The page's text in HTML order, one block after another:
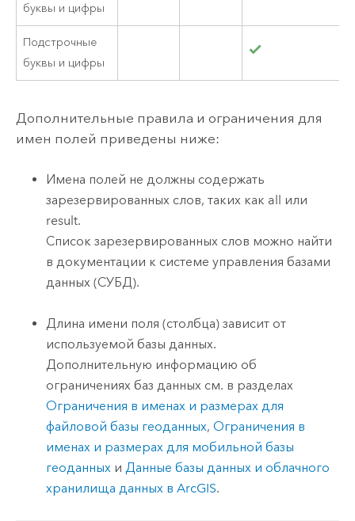
буквы и цифры
Подстрочные
буквы и цифры
Дополнительные правила и ограничения для
имен полей приведены ниже:
Имена полей не должны содержать
зарезервированных слов, таких как all или
result.
Список зарезервированных слов можно найти
в документации к системе управления базами
данных (СУБД).
Длина имени поля (столбца) зависит от
используемой базы данных.
Дополнительную информацию об
ограничениях баз данных см. в разделах
Ограничения в именах и размерах для
файловой базы геоданных,Ограничения в
именах и размерах для мобильной базы
геоданных иДанные базы данных и облачного
хранилища данных в ArcGIS.